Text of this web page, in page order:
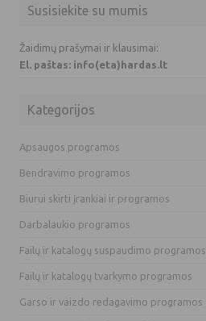
Susisiekite su mumis
Žaidimų prašymai ir klausimai:
El. paštas: info(eta)hardas.lt
Kategorijos
Apsaugos programos
Bendravimo programos
Biurui skirti įrankiai ir programos
Darbalaukio programos
Failų ir katalogų suspaudimo programos
Failų ir katalogų tvarkymo programos
Garso ir vaizdo redagavimo programos